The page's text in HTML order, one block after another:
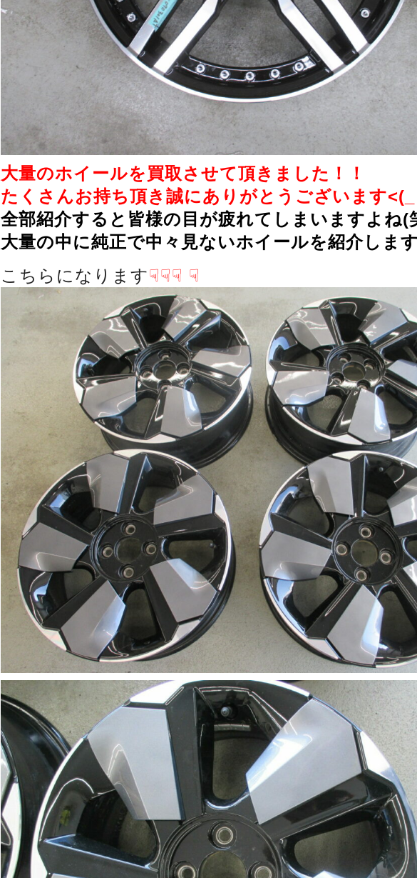
大量のホイールを買取させて頂きました！！
たくさんお持ち頂き誠にありがとうございます
全部紹介すると皆様の目が疲れてしまいますよね(
大量の中に純正で中々見ないホイールを紹介しま
こちらになります☟☟☟ ☟